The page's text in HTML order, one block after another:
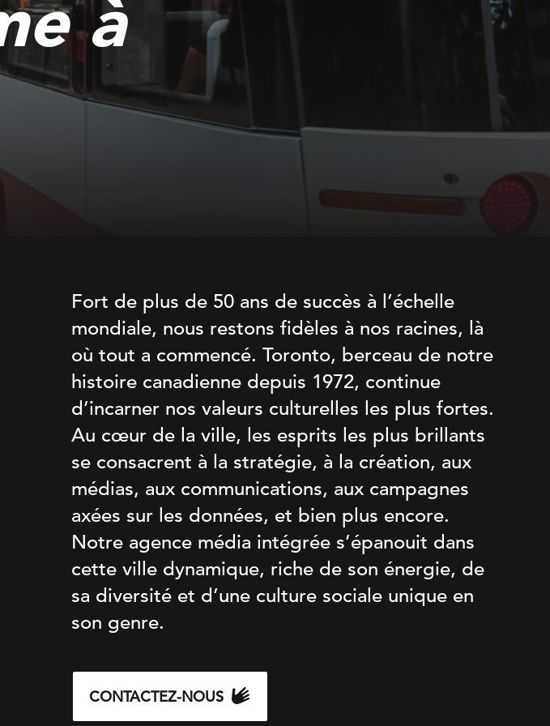
à
Fort de plus de 50 ans de succès à l’échelle
mondiale, nous restons fidèles à nos racines, là
où tout a commencé. Toronto, berceau de notre
histoire canadienne depuis 1972, continue
d’incarner nos valeurs culturelles les plus fortes.
Au cœur de la ville, les esprits les plus brillants
se consacrent à la stratégie, à la création, aux
médias, aux communications, aux campagnes
axées sur les données, et bien plus encore.
Notre agence média intégrée s’épanouit dans
cette ville dynamique, riche de son énergie, de
sa diversité et d’une culture sociale unique en
son genre.
CONTACTEZ-NOUS